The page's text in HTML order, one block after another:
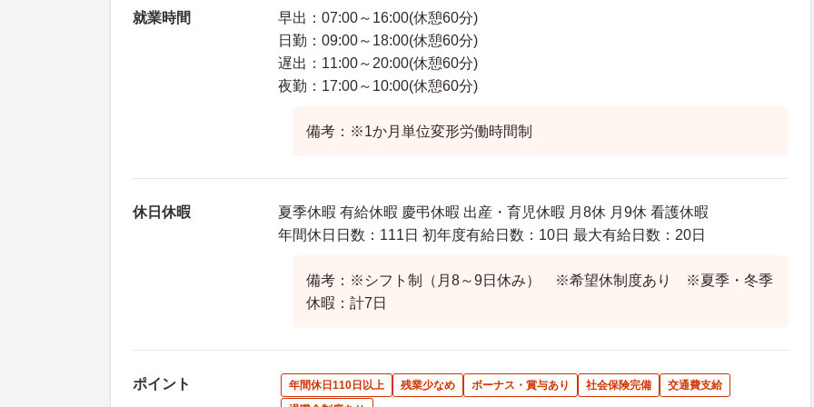
就業時間
早出：07:00～16:00(休憩60分)
日勤：09:00～18:00(休憩60分)
遅出：11:00～20:00(休憩60分)
夜勤：17:00～10:00(休憩60分)
備考：※1か月単位変形労働時間制
休日休暇
夏季休暇 有給休暇 慶弔休暇 出産・育児休暇 月8休 月9休 看護休暇
年間休日日数：111日 初年度有給日数：10日 最大有給日数：20日
備考：※シフト制（月8～9日休み） ※希望休制度あり ※夏季・冬季
休暇：計7日
ポイント 年間休日110日以上 残業少なめ ボーナス・賞与あり 社会保険完備
交通費支給